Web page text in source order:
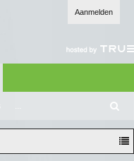
Aanmelden
...
oe
ke
n